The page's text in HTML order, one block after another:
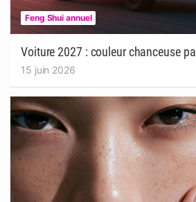
Feng Shui annuel
Voiture 2027 : couleur chanceuse
15 juin 2026